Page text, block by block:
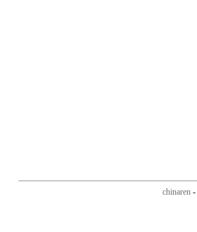
chinaren -